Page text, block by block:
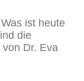
ist heute
die
Dr. Eva